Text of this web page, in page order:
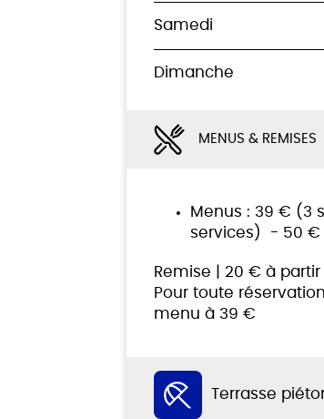
Samedi
Dimanche
MENUS & REMISES
Menus : 39 € (3
services) - 50 €
Remise | 20 € à
Pour toute
menu à 39 €
Terrasse